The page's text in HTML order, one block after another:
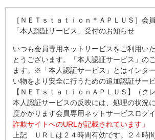
［ＮＥＴｓｔａｔｉｏｎ＊ＡＰＬＵＳ］会
「本人認証サービス」受付のお知らせ
いつも会員専用ネットサービスをご利用い
とうございます。「本人認証サービス」の
ます。※「本人認証サービス」とはインタ
い物をより安全に行うための追加認証サー
【ＮＥＴｓｔａｔｉｏｎＡＰＬＵＳ】（ク
本人認証サービスの反映には、処理の状況
度かかります会員専用ネットサービスログ
詐欺サイトへのURLが記載されています」
上記 ＵＲＬは２４時間有効です。２４時